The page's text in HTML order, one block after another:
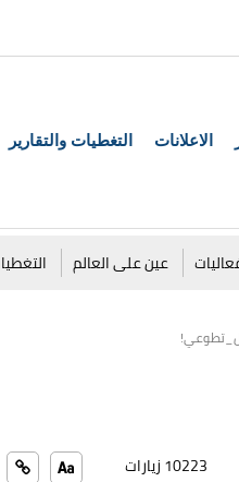
الاعلانات التغطيات والتقارير
عين على العالم
10223 زيارات